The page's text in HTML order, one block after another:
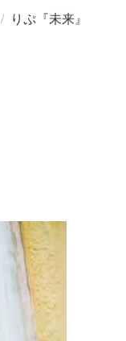
/ りぷ『未来』